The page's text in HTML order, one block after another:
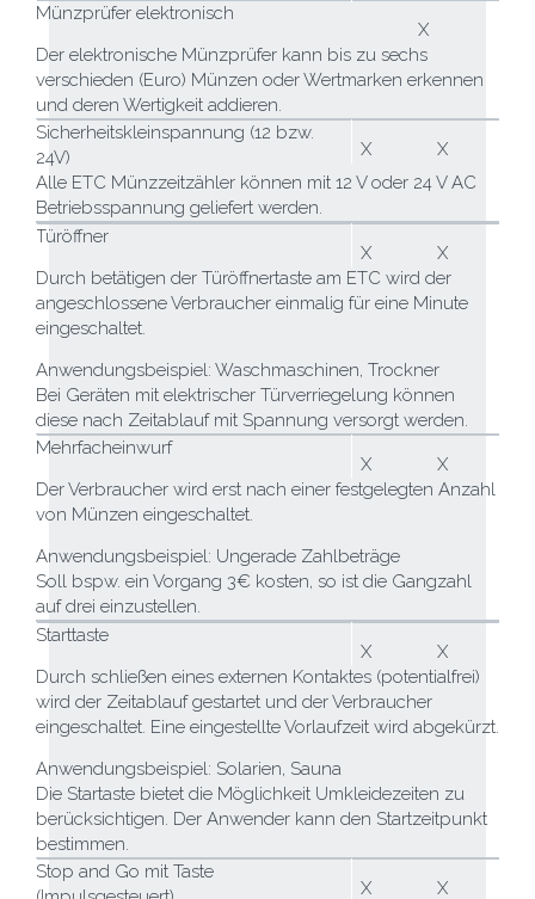
Münzprüfer elektronisch
X
Der elektronische Münzprüfer kann bis zu sechs
verschieden (Euro) Münzen oder Wertmarken erkennen
und deren Wertigkeit addieren.
Sicherheitskleinspannung (12 bzw.
24V)
X
X
Alle ETC Münzzeitzähler können mit 12 V oder 24 V AC
Betriebsspannung geliefert werden.
Türöffner
X
X
Durch betätigen der Türöffnertaste am ETC wird der
angeschlossene Verbraucher einmalig für eine Minute
eingeschaltet.
Anwendungsbeispiel: Waschmaschinen, Trockner
Bei Geräten mit elektrischer Türverriegelung können
diese nach Zeitablauf mit Spannung versorgt werden.
Mehrfacheinwurf
X
X
Der Verbraucher wird erst nach einer festgelegten Anzahl
von Münzen eingeschaltet.
Anwendungsbeispiel: Ungerade Zahlbeträge
Soll bspw. ein Vorgang 3€ kosten, so ist die Gangzahl
auf drei einzustellen.
Starttaste
X
X
Durch schließen eines externen Kontaktes (potentialfrei)
wird der Zeitablauf gestartet und der Verbraucher
eingeschaltet. Eine eingestellte Vorlaufzeit wird abgekürzt.
Anwendungsbeispiel: Solarien, Sauna
Die Startaste bietet die Möglichkeit Umkleidezeiten zu
berücksichtigen. Der Anwender kann den Startzeitpunkt
bestimmen.
Stop and Go mit Taste
X X